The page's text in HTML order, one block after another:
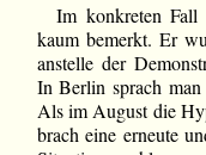
Im konkreten
kaum bemerkt. Er
anstelle der
In Berlin sprach
Als im August die
brach eine erneute